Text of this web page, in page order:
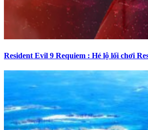
Resident Evil 9 Requiem : Hé lộ lối chơi